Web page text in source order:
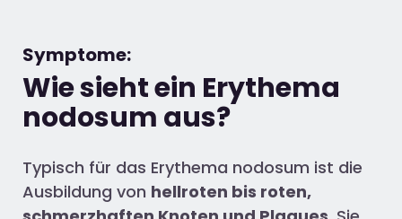
Symptome:
Wie sieht ein Erythema
nodosum aus?
Typisch für das Erythema nodosum ist die
Ausbildung von hellroten bis roten,